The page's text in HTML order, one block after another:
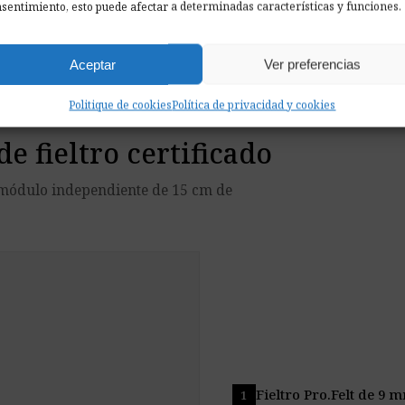
esto puede afectar a determinadas características y funciones.
Aceptar Ver preferencias
Politique de cookiesPolítica de privacidad y cookies
reciclado, EN 13501
Los elementos modulares se
fieltro certificado
independiente de 15 cm de
Fieltro Pro.Felt de 9